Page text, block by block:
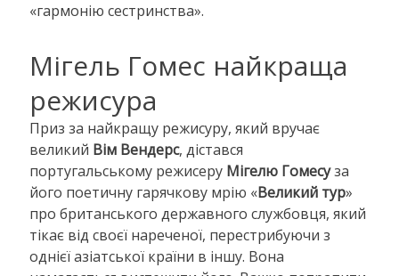
«гармонію сестринства».
Мігель Гомес найкраща
режисура
Приз за найкращу режисуру, який вручає
великий Вім Вендерс, дістався
португальському режисеру Мігелю Гомесуза
його поетичну гарячкову мрію «Великий тур»
про британського державного службовця, який
тікає від своєї нареченої, перестрибуючи з
однієї азіатської країни в іншу. Вона